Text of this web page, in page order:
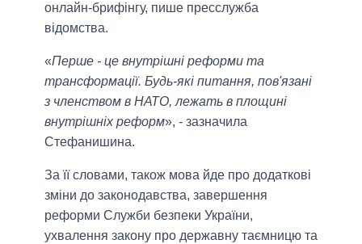
онлайн-брифінгу, пише пресслужба
відомства.
«Перше - це внутрішні реформи та
трансформації. Будь-які питання, пов'язані
з членством в НАТО, лежать в площині
внутрішніх реформ», - зазначила
Стефанишина.
За її словами, також мова йде про додаткові
зміни до законодавства, завершення
реформи Служби безпеки України,
ухвалення закону про державну таємницю та